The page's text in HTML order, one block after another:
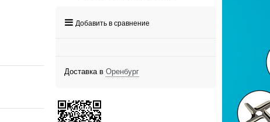
Добавить в сравнение
Доставка в Оренбург